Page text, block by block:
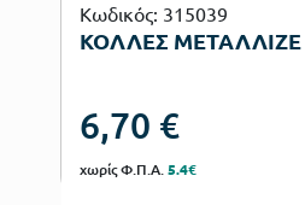
Κωδικός: 315039
ΚΟΛΛΕΣ ΜΕΤΑΛΛΙΖΕ
6,70 €
χωρίς Φ.Π.Α.5.4€